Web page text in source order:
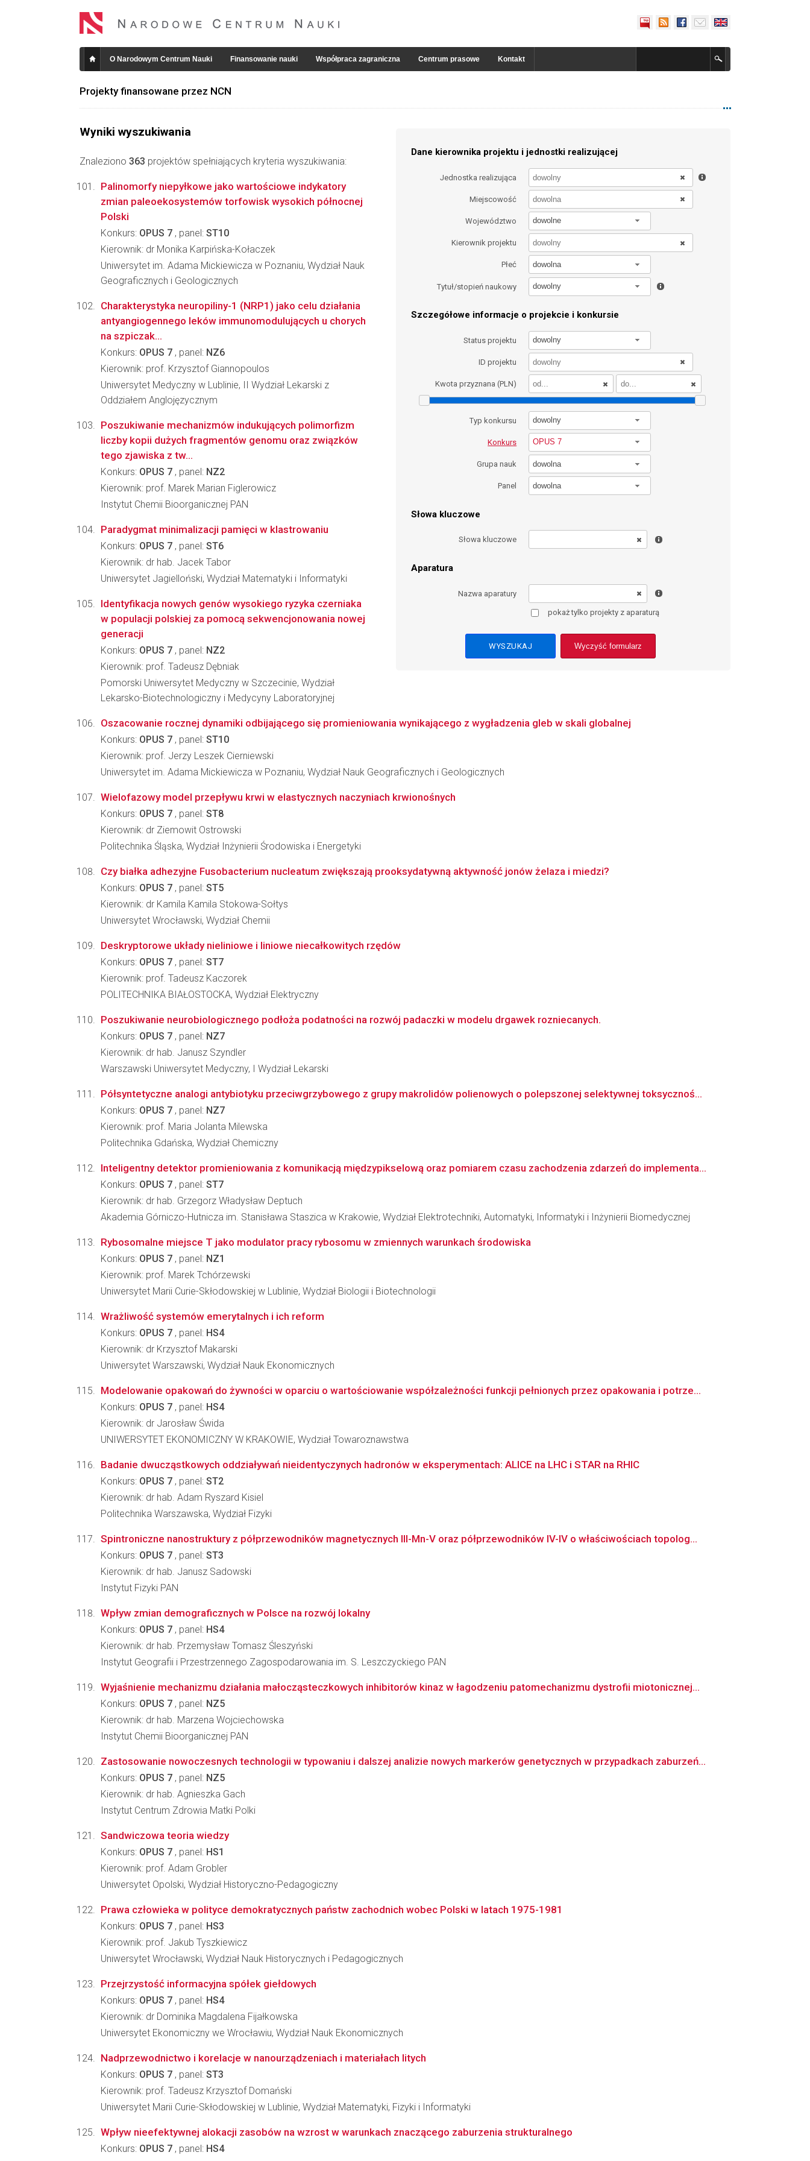
O Narodowym Centrum Nauki Finansowanie nauki Współpraca zagraniczna Centrum prasowe Kontakt
Projekty finansowane przez NCN
Wyniki wyszukiwania
Znaleziono 363 projektów spełniających kryteria wyszukiwania:
Dane kierownika projektu i jednostki realizującej
Jednostka realizująca
Miejscowość
Województwo dowolne
Kierownik projektu
Płeć dowolna
Tytuł/stopień naukowy dowolny
Szczegółowe informacje o projekcie i konkursie
Status projektu dowolny
ID projektu
Kwota przyznana (PLN)
Typ konkursu dowolny
Konkurs OPUS 7
Grupa nauk dowolna
Panel dowolna
Słowa kluczowe
Słowa kluczowe
Aparatura
Nazwa aparatury
pokaż tylko projekty z aparaturą
Wyczyść formularz
Palinomorfy niepyłkowe jako wartościowe indykatory
zmian paleoekosystemów torfowisk wysokich północnej
Polski
Konkurs: OPUS 7 , panel: ST10
Kierownik: dr Monika Karpińska-Kołaczek
Uniwersytet im. Adama Mickiewicza w Poznaniu, Wydział Nauk
Geograficznych i Geologicznych
Charakterystyka neuropiliny-1 (NRP1) jako celu działania
antyangiogennego leków immunomodulujących u chorych
na szpiczak...
Konkurs: OPUS 7 , panel: NZ6
Kierownik: prof. Krzysztof Giannopoulos
Uniwersytet Medyczny w Lublinie, II Wydział Lekarski z
Oddziałem Anglojęzycznym
Poszukiwanie mechanizmów indukujących polimorfizm
liczby kopii dużych fragmentów genomu oraz związków
tego zjawiska z tw...
Konkurs: OPUS 7 , panel: NZ2
Kierownik: prof. Marek Marian Figlerowicz
Instytut Chemii Bioorganicznej PAN
Paradygmat minimalizacji pamięci w klastrowaniu
Konkurs: OPUS 7 , panel: ST6
Kierownik: dr hab. Jacek Tabor
Uniwersytet Jagielloński, Wydział Matematyki i Informatyki
Identyfikacja nowych genów wysokiego ryzyka czerniaka
w populacji polskiej za pomocą sekwencjonowania nowej
generacji
Konkurs: OPUS 7 , panel: NZ2
Kierownik: prof. Tadeusz Dębniak
Pomorski Uniwersytet Medyczny w Szczecinie, Wydział
Lekarsko-Biotechnologiczny i Medycyny Laboratoryjnej
Oszacowanie rocznej dynamiki odbijającego się promieniowania wynikającego z wygładzenia gleb w skali globalnej
Konkurs: OPUS 7 , panel: ST10
Kierownik: prof. Jerzy Leszek Cierniewski
Uniwersytet im. Adama Mickiewicza w Poznaniu, Wydział Nauk Geograficznych i Geologicznych
Wielofazowy model przepływu krwi w elastycznych naczyniach krwionośnych
Konkurs: OPUS 7 , panel: ST8
Kierownik: dr Ziemowit Ostrowski
Politechnika Śląska, Wydział Inżynierii Środowiska i Energetyki
Czy białka adhezyjne Fusobacterium nucleatum zwiększają prooksydatywną aktywność jonów żelaza i miedzi?
Konkurs: OPUS 7 , panel: ST5
Kierownik: dr Kamila Kamila Stokowa-Sołtys
Uniwersytet Wrocławski, Wydział Chemii
Deskryptorowe układy nieliniowe i liniowe niecałkowitych rzędów
Konkurs: OPUS 7 , panel: ST7
Kierownik: prof. Tadeusz Kaczorek
POLITECHNIKA BIAŁOSTOCKA, Wydział Elektryczny
Poszukiwanie neurobiologicznego podłoża podatności na rozwój padaczki w modelu drgawek rozniecanych.
Konkurs: OPUS 7 , panel: NZ7
Kierownik: dr hab. Janusz Szyndler
Warszawski Uniwersytet Medyczny, I Wydział Lekarski
Półsyntetyczne analogi antybiotyku przeciwgrzybowego z grupy makrolidów polienowych o polepszonej selektywnej toksycznoś...
Konkurs: OPUS 7 , panel: NZ7
Kierownik: prof. Maria Jolanta Milewska
Politechnika Gdańska, Wydział Chemiczny
Inteligentny detektor promieniowania z komunikacją międzypikselową oraz pomiarem czasu zachodzenia zdarzeń do implementa...
Konkurs: OPUS 7 , panel: ST7
Kierownik: dr hab. Grzegorz Władysław Deptuch
Akademia Górniczo-Hutnicza im. Stanisława Staszica w Krakowie, Wydział Elektrotechniki, Automatyki, Informatyki i Inżynierii Biomedycznej
Rybosomalne miejsce T jako modulator pracy rybosomu w zmiennych warunkach środowiska
Konkurs: OPUS 7 , panel: NZ1
Kierownik: prof. Marek Tchórzewski
Uniwersytet Marii Curie-Skłodowskiej w Lublinie, Wydział Biologii i Biotechnologii
Wrażliwość systemów emerytalnych i ich reform
Konkurs: OPUS 7 , panel: HS4
Kierownik: dr Krzysztof Makarski
Uniwersytet Warszawski, Wydział Nauk Ekonomicznych
Modelowanie opakowań do żywności w oparciu o wartościowanie współzależności funkcji pełnionych przez opakowania i potrze...
Konkurs: OPUS 7 , panel: HS4
Kierownik: dr Jarosław Świda
UNIWERSYTET EKONOMICZNY W KRAKOWIE, Wydział Towaroznawstwa
Badanie dwucząstkowych oddziaływań nieidentyczynych hadronów w eksperymentach: ALICE na LHC i STAR na RHIC
Konkurs: OPUS 7 , panel: ST2
Kierownik: dr hab. Adam Ryszard Kisiel
Politechnika Warszawska, Wydział Fizyki
Spintroniczne nanostruktury z półprzewodników magnetycznych III-Mn-V oraz półprzewodników IV-IV o właściwościach topolog...
Konkurs: OPUS 7 , panel: ST3
Kierownik: dr hab. Janusz Sadowski
Instytut Fizyki PAN
Wpływ zmian demograficznych w Polsce na rozwój lokalny
Konkurs: OPUS 7 , panel: HS4
Kierownik: dr hab. Przemysław Tomasz Śleszyński
Instytut Geografii i Przestrzennego Zagospodarowania im. S. Leszczyckiego PAN
Wyjaśnienie mechanizmu działania małocząsteczkowych inhibitorów kinaz w łagodzeniu patomechanizmu dystrofii miotonicznej...
Konkurs: OPUS 7 , panel: NZ5
Kierownik: dr hab. Marzena Wojciechowska
Instytut Chemii Bioorganicznej PAN
Zastosowanie nowoczesnych technologii w typowaniu i dalszej analizie nowych markerów genetycznych w przypadkach zaburzeń...
Konkurs: OPUS 7 , panel: NZ5
Kierownik: dr hab. Agnieszka Gach
Instytut Centrum Zdrowia Matki Polki
Sandwiczowa teoria wiedzy
Konkurs: OPUS 7 , panel: HS1
Kierownik: prof. Adam Grobler
Uniwersytet Opolski, Wydział Historyczno-Pedagogiczny
Prawa człowieka w polityce demokratycznych państw zachodnich wobec Polski w latach 1975-1981
Konkurs: OPUS 7 , panel: HS3
Kierownik: prof. Jakub Tyszkiewicz
Uniwersytet Wrocławski, Wydział Nauk Historycznych i Pedagogicznych
Przejrzystość informacyjna spółek giełdowych
Konkurs: OPUS 7 , panel: HS4
Kierownik: dr Dominika Magdalena Fijałkowska
Uniwersytet Ekonomiczny we Wrocławiu, Wydział Nauk Ekonomicznych
Nadprzewodnictwo i korelacje w nanourządzeniach i materiałach litych
Konkurs: OPUS 7 , panel: ST3
Kierownik: prof. Tadeusz Krzysztof Domański
Uniwersytet Marii Curie-Skłodowskiej w Lublinie, Wydział Matematyki, Fizyki i Informatyki
Wpływ nieefektywnej alokacji zasobów na wzrost w warunkach znaczącego zaburzenia strukturalnego
Konkurs: OPUS 7 , panel: HS4